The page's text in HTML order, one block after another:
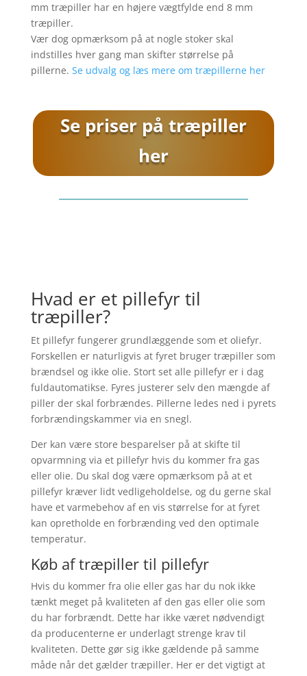
mm træpiller har en højere vægtfylde end 8 mm
træpiller.
Vær dog opmærksom på at nogle stoker skal
indstilles hver gang man skifter størrelse på
pillerne. Se udvalg og læs mere om træpillerne her
Se priser på træpiller
her
Hvad er et pillefyr til
træpiller?
Et pillefyr fungerer grundlæggende som et oliefyr.
Forskellen er naturligvis at fyret bruger træpiller som
brændsel og ikke olie. Stort set alle pillefyr er i dag
fuldautomatikse. Fyres justerer selv den mængde af
piller der skal forbrændes. Pillerne ledes ned i pyrets
forbrændingskammer via en snegl.
Der kan være store besparelser på at skifte til
opvarmning via et pillefyr hvis du kommer fra gas
eller olie. Du skal dog være opmærksom på at et
pillefyr kræver lidt vedligeholdelse, og du gerne skal
have et varmebehov af en vis størrelse for at fyret
kan opretholde en forbrænding ved den optimale
temperatur.
Køb af træpiller til pillefyr
Hvis du kommer fra olie eller gas har du nok ikke
tænkt meget på kvaliteten af den gas eller olie som
du har forbrændt. Dette har ikke været nødvendigt
da producenterne er underlagt strenge krav til
kvaliteten. Dette gør sig ikke gældende på samme
måde når det gælder træpiller. Her er det vigtigt at